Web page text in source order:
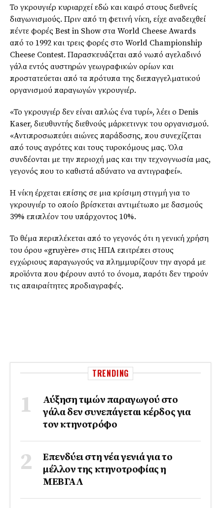
Το γκρουγιέρ κυριαρχεί εδώ και καιρό στους διεθνείς
διαγωνισμούς. Πριν από τη φετινή νίκη, είχε αναδειχθεί
πέντε φορές Best in Show στα World Cheese Awards
από το 1992 και τρεις φορές στο World Championship
Cheese Contest. Παρασκευάζεται από νωπό αγελαδινό
γάλα εντός αυστηρών γεωγραφικών ορίων και
προστατεύεται από τα πρότυπα της διεπαγγελματικού
οργανισμού παραγωγών γκρουγιέρ.
«Το γκρουγιέρ δεν είναι απλώς ένα τυρί», λέει ο Denis
Kaser, διευθυντής διεθνούς μάρκετινγκ του οργανισμού.
«Αντιπροσωπεύει αιώνες παράδοσης, που συνεχίζεται
από τους αγρότες και τους τυροκόμους μας. Όλα
συνδέονται με την περιοχή μας και την τεχνογνωσία μας,
γεγονός που το καθιστά αδύνατο να αντιγραφεί».
Η νίκη έρχεται επίσης σε μια κρίσιμη στιγμή για το
γκρουγιέρ το οποίο βρίσκεται αντιμέτωπο με δασμούς
39% επιπλέον του υπάρχοντος 10%.
Το θέμα περιπλέκεται από το γεγονός ότι η γενική χρήση
του όρου «gruyère» στις ΗΠΑ επιτρέπει στους
εγχώριους παραγωγούς να πλημμυρίζουν την αγορά με
προϊόντα που φέρουν αυτό το όνομα, παρότι δεν τηρούν
τις απαιραίτητες προδιαγραφές.
TRENDING
Αύξηση τιμών παραγωγού στο
γάλα δεν συνεπάγεται κέρδος για
τον κτηνοτρόφο
Επενδύει στη νέα γενιά για το
μέλλον της κτηνοτροφίας η
ΜΕΒΓΑΛ